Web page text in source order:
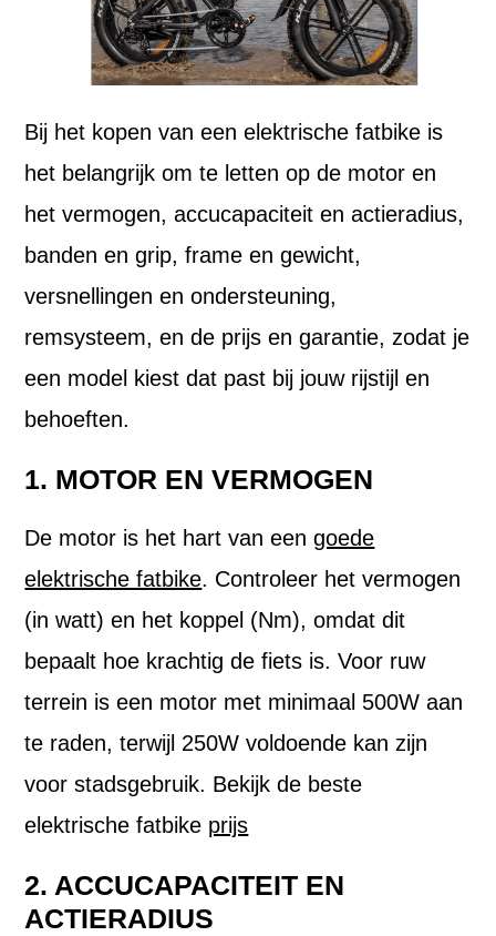
Bij het kopen van een elektrische fatbike is
het belangrijk om te letten op de motor en
het vermogen, accucapaciteit en actieradius,
banden en grip, frame en gewicht,
versnellingen en ondersteuning,
remsysteem, en de prijs en garantie, zodat je
een model kiest dat past bij jouw rijstijl en
behoeften.
1. MOTOR EN VERMOGEN
De motor is het hart van eengoede
elektrische fatbike. Controleer het vermogen
(in watt) en het koppel (Nm), omdat dit
bepaalt hoe krachtig de fiets is. Voor ruw
terrein is een motor met minimaal 500W aan
te raden, terwijl 250W voldoende kan zijn
voor stadsgebruik. Bekijk de beste
elektrische fatbike prijs
2. ACCUCAPACITEIT EN
ACTIERADIUS